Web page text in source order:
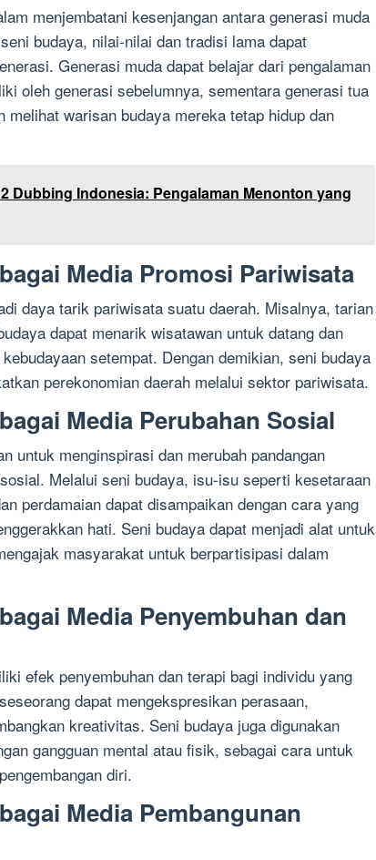
menjembatani kesenjangan antara generasi muda
budaya, nilai-nilai dan tradisi lama dapat
Generasi muda dapat belajar dari pengalaman
oleh generasi sebelumnya, sementara generasi tua
melihat warisan budaya mereka tetap hidup dan
Dubbing Indonesia: Pengalaman Menonton yang
Media Promosi Pariwisata
daya tarik pariwisata suatu daerah. Misalnya, tarian
dapat menarik wisatawan untuk datang dan
setempat. Dengan demikian, seni budaya
perekonomian daerah melalui sektor pariwisata.
Media Perubahan Sosial
untuk menginspirasi dan merubah pandangan
Melalui seni budaya, isu-isu seperti kesetaraan
perdamaian dapat disampaikan dengan cara yang
hati. Seni budaya dapat menjadi alat untuk
masyarakat untuk berpartisipasi dalam
Media Penyembuhan dan
efek penyembuhan dan terapi bagi individu yang
dapat mengekspresikan perasaan,
kreativitas. Seni budaya juga digunakan
gangguan mental atau fisik, sebagai cara untuk
diri.
Media Pembangunan